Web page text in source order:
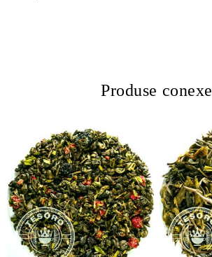
Produse conexe